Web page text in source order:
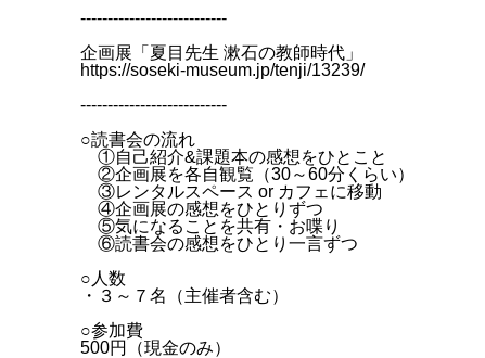
---------------------------
企画展「夏目先生 漱石の教師時代」
https://soseki-museum.jp/tenji/13239/
---------------------------
○読書会の流れ
①自己紹介&課題本の感想をひとこと
②企画展を各自観覧（30～60分くらい）
③レンタルスペース or カフェに移動
④企画展の感想をひとりずつ
⑤気になることを共有・お喋り
⑥読書会の感想をひとり一言ずつ
○人数
・３～７名（主催者含む）
○参加費
500円（現金のみ）